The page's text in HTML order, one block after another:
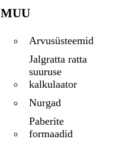
MUU
Arvusüsteemid
Jalgratta ratta
suuruse
kalkulaator
Nurgad
Paberite
formaadid